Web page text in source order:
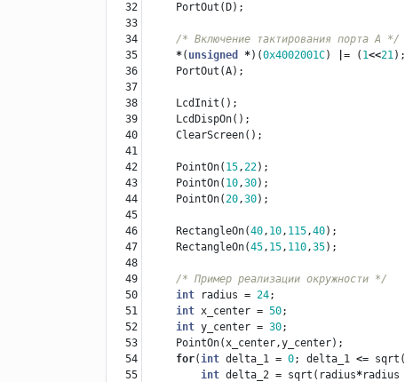
32
33
34
35
36
37
38
39
40
41
42
43
44
45
46
47
48
49
50
51
52
53
54
55
PortOut ( D);
/* Включение тактирования порта A */
*( unsigned *)(0x4002001C) |= ( 1<<21);
PortOut (A);
LcdInit ();
LcdDispOn();
ClearScreen();
PointOn( 15,22);
PointOn( 10,30);
PointOn(20,30);
RectangleOn(40, 10, 115,40);
RectangleOn(45, 15, 110,35);
/* Пример реализации окружности */
int
radius = 24;
int x_center = 50;
int y_center = 30;
PointOn(x_center,y_center);
for(int delta_1 = 0; delta_1 <= sqrt (
int delta_2 = sqrt ( radius*radius